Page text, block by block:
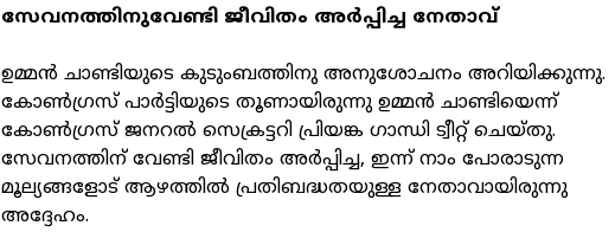
സേവനത്തിനുവേണ്ടി ജീവിതം അര്‍പ്പിച്ച നേതാവ്
ഉമ്മന്‍ ചാണ്ടിയുടെ കുടുംബത്തിനു അനുശോചനം അറിയിക്കുന്നു.
കോണ്‍ഗ്രസ് പാര്‍ട്ടിയുടെ തൂണായിരുന്നു ഉമ്മന്‍ ചാണ്ടിയെന്ന്
കോണ്‍ഗ്രസ് ജനറല്‍ സെക്രട്ടറി പ്രിയങ്ക ഗാന്ധി ട്വീറ്റ് ചെയ്തു.
സേവനത്തിന് വേണ്ടി ജീവിതം അര്‍പ്പിച്ച, ഇന്ന് നാം പോരാടുന്ന
മൂല്യങ്ങളോട് ആഴത്തില്‍ പ്രതിബദ്ധതയുള്ള നേതാവായിരുന്നു
അദ്ദേഹം.